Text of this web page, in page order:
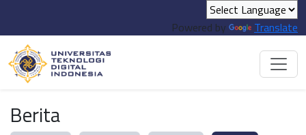
Powered by Translate
Berita